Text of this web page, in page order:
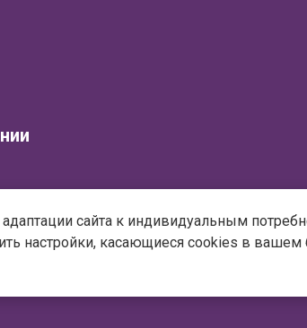
данных
сайта к индивидуальным
настройки, касающиеся cookies в вашем